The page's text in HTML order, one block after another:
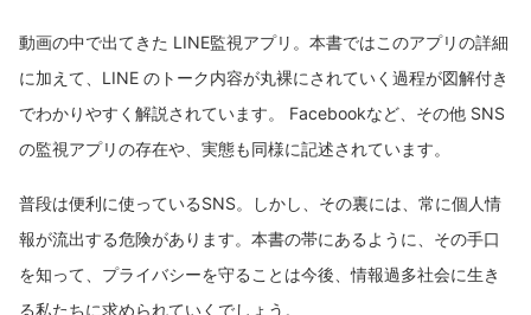
動画の中で出てきた LINE監視アプリ。本書ではこのアプリの詳細
に加えて、LINE のトーク内容が丸裸にされていく過程が図解付き
でわかりやすく解説されています。 Facebookなど、その他 SNS
の監視アプリの存在や、実態も同様に記述されています。
普段は便利に使っているSNS。しかし、その裏には、常に個人情
報が流出する危険があります。本書の帯にあるように、その手口
を知って、プライバシーを守ることは今後、情報過多社会に生き
る私たちに求められていくでしょう。